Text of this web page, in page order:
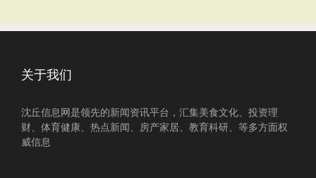
关于我们
沈丘信息网是领先的新闻资讯平台，汇集美食文化、投资理
财、体育健康、热点新闻、房产家居、教育科研、等多方面权
威信息